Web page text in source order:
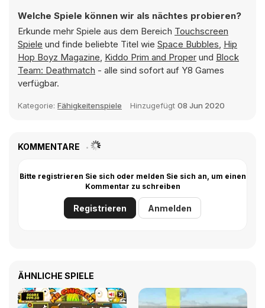
Welche Spiele können wir als nächtes probieren?
Erkunde mehr Spiele aus dem Bereich Touchscreen
Spiele und finde beliebte Titel wie Space Bubbles, Hip
Hop Boyz Magazine, Kiddo Prim and Proper und Block
Team: Deathmatch - alle sind sofort auf Y8 Games
verfügbar.
Kategorie: Fähigkeitenspiele Hinzugefügt 08 Jun 2020
KOMMENTARE
Bitte registrieren Sie sich oder melden Sie sich an, um einen
Kommentar zu schreiben
Registrieren Anmelden
ÄHNLICHE SPIELE